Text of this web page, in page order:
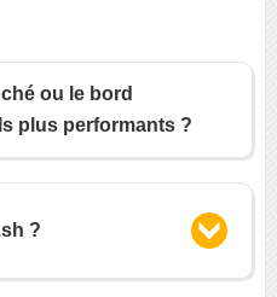
ou le bord
plus performants ?
?